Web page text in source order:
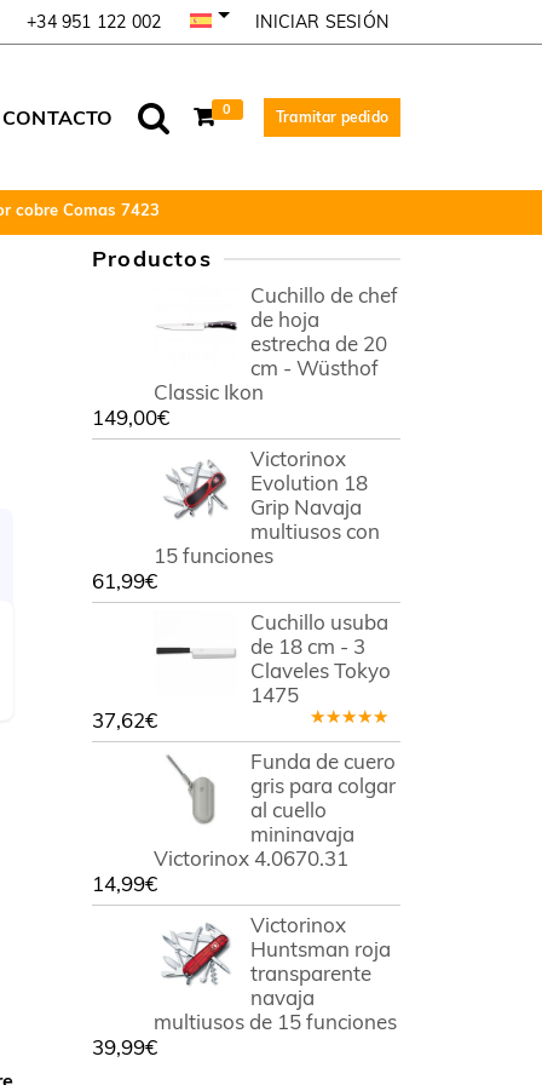
+34 951 122 002 INICIAR SESIÓN
CONTACTO 0 Tramitar pedido
cobre Comas 7423
Productos
Cuchillo de chef
de hoja
estrecha de 20
cm - Wüsthof
Classic Ikon
149,00€
Victorinox
Evolution 18
Grip Navaja
multiusos con
15 funciones
61,99€
Cuchillo usuba
de 18 cm - 3
Claveles Tokyo
1475
Valorado
en5.00de
5
37,62€
Funda de cuero
gris para colgar
al cuello
mininavaja
Victorinox 4.0670.31
14,99€
Victorinox
Huntsman roja
transparente
navaja
multiusos de 15 funciones
39,99€